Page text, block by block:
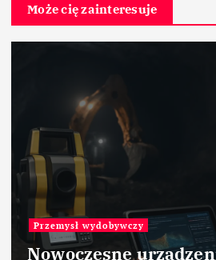
Może cię zainteresuje
Materiały
Ceramika tlenkowa
ceramika –